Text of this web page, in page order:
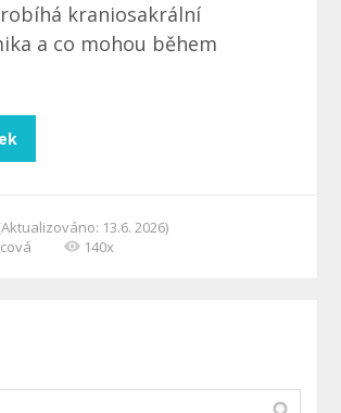
kraniosakrální
a co mohou během
13.6. 2026)
140x